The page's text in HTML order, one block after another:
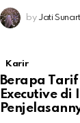
by Jati
Karir
Berapa
Executive di